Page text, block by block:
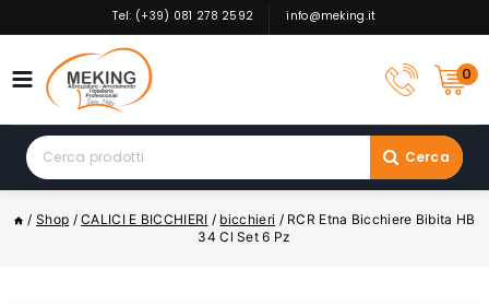
to
Tel: (+39) 081 278 2592 info@meking.it
0
Search
for:
Cerca
/ Shop / CALICI E BICCHIERI / bicchieri / RCR Etna Bicchiere Bibita HB
34 Cl Set 6 Pz